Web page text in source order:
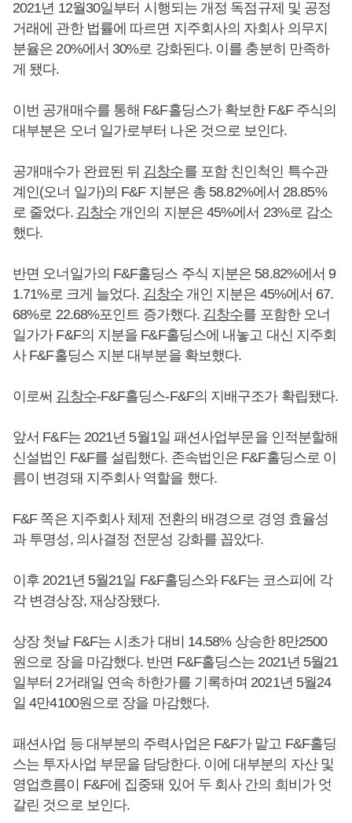
2021년 12월30일부터 시행되는 개정 독점규제 및 공정
거래에 관한 법률에 따르면 지주회사의 자회사 의무지
분율은 20%에서 30%로 강화된다. 이를 충분히 만족하
게 됐다.
이번 공개매수를 통해 F&F홀딩스가 확보한 F&F 주식의
대부분은 오너 일가로부터 나온 것으로 보인다.
공개매수가 완료된 뒤 김창수를 포함 친인척인 특수관
계인(오너 일가)의 F&F 지분은 총 58.82%에서 28.85%
로 줄었다. 김창수 개인의 지분은 45%에서 23%로 감소
했다.
반면 오너일가의 F&F홀딩스 주식 지분은 58.82%에서 9
1.71%로 크게 늘었다. 김창수개인 지분은 45%에서 67.
68%로 22.68%포인트 증가했다. 김창수를 포함한 오너
일가가 F&F의 지분을 F&F홀딩스에 내놓고 대신 지주회
사 F&F홀딩스 지분 대부분을 확보했다.
이로써 김창수-F&F홀딩스-F&F의 지배구조가 확립됐다.
앞서 F&F는 2021년 5월1일 패션사업부문을 인적분할해
신설법인 F&F를 설립했다. 존속법인은 F&F홀딩스로 이
름이 변경돼 지주회사 역할을 했다.
F&F 쪽은 지주회사 체제 전환의 배경으로 경영 효율성
과 투명성, 의사결정 전문성 강화를 꼽았다.
이후 2021년 5월21일 F&F홀딩스와 F&F는 코스피에 각
각 변경상장, 재상장됐다.
상장 첫날 F&F는 시초가 대비 14.58% 상승한 8만2500
원으로 장을 마감했다. 반면 F&F홀딩스는 2021년 5월21
일부터 2거래일 연속 하한가를 기록하며 2021년 5월24
일 4만4100원으로 장을 마감했다.
패션사업 등 대부분의 주력사업은 F&F가 맡고 F&F홀딩
스는 투자사업 부문을 담당한다. 이에 대부분의 자산 및
영업흐름이 F&F에 집중돼 있어 두 회사 간의 희비가 엇
갈린 것으로 보인다.